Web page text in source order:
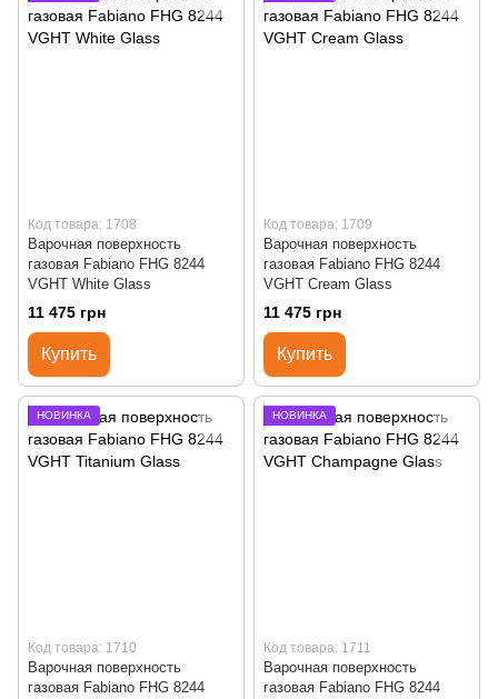
Код товара: 1708
Варочная поверхность
газовая Fabiano FHG 8244
VGHT White Glass
11 475 грн
Купить
Код товара: 1709
Варочная поверхность
газовая Fabiano FHG 8244
VGHT Cream Glass
11 475 грн
Купить
НОВИНКА
Код товара: 1710
Варочная поверхность
газовая Fabiano FHG 8244
НОВИНКА
Код товара: 1711
Варочная поверхность
газовая Fabiano FHG 8244